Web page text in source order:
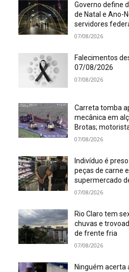
Governo define
de Natal e Ano-
servidores
07/08/2026
Falecimentos
07/08/2026
07/08/2026
Carreta tomba
mecânica em
Brotas;
07/08/2026
Indivíduo é
peças de carne
supermercado
07/08/2026
Rio Claro tem
chuvas e
de frente fria
07/08/2026
Ninguém acerta